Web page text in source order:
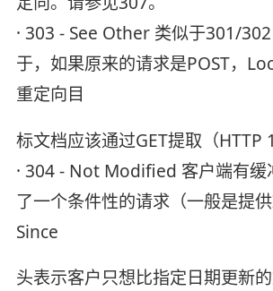
· 303 - See Other 类似于301/
于，如果原来的请求是POST，
重定向目
标文档应该通过GET提取（
· 304 - Not Modified 客户端有缓
了一个条件性的请求（一般是提
Since
头表示客户只想比指定日期更新